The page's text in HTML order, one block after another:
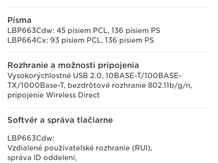
Písma
LBP663Cdw: 45 písiem PCL, 136 písiem PS
LBP664Cx: 93 písiem PCL, 136 písiem PS
Rozhranie a možnosti pripojenia
Vysokorýchlostné USB 2.0, 10BASE-T/100BASE-
TX/1000Base-T, bezdrôtové rozhranie 802.11b/g/n,
pripojenie Wireless Direct
Softvér a správa tlačiarne
LBP663Cdw:
Vzdialené používateľské rozhranie (RUI),
správa ID oddelení,